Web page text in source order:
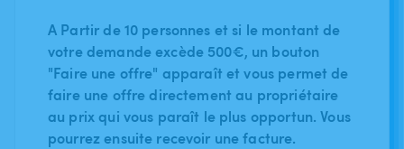
A Partir de 10 personnes et si le montant de
votre demande excède 500€, un bouton
"Faire une offre" apparaît et vous permet de
faire une offre directement au propriétaire
au prix qui vous paraît le plus opportun. Vous
pourrez ensuite recevoir une facture.